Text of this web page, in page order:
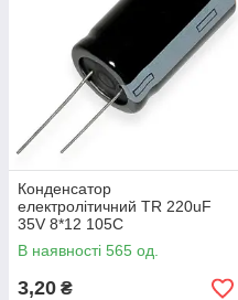
Конденсатор
електролітичний TR 220uF
35V 8*12 105C
В наявності 565 од.
3,20 ₴